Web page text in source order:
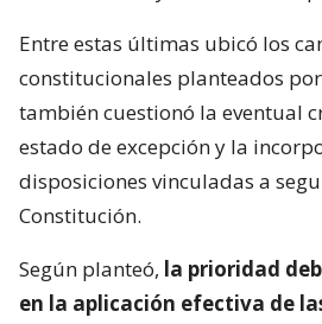
Entre estas últimas ubicó los
constitucionales planteados
también cuestionó la eventual
estado de excepción y la
disposiciones vinculadas a
Constitución.
Según planteó, la prioridad
en la aplicación efectiva de